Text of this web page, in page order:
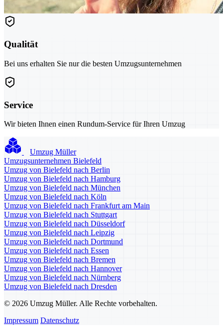
Qualität
Bei uns erhalten Sie nur die besten Umzugsunternehmen
Service
Wir bieten Ihnen einen Rundum-Service für Ihren Umzug
Umzug Müller
Umzugsunternehmen Bielefeld
Umzug von Bielefeld nach Berlin
Umzug von Bielefeld nach Hamburg
Umzug von Bielefeld nach München
Umzug von Bielefeld nach Köln
Umzug von Bielefeld nach Frankfurt am Main
Umzug von Bielefeld nach Stuttgart
Umzug von Bielefeld nach Düsseldorf
Umzug von Bielefeld nach Leipzig
Umzug von Bielefeld nach Dortmund
Umzug von Bielefeld nach Essen
Umzug von Bielefeld nach Bremen
Umzug von Bielefeld nach Hannover
Umzug von Bielefeld nach Nürnberg
Umzug von Bielefeld nach Dresden
© 2026 Umzug Müller. Alle Rechte vorbehalten.
Impressum Datenschutz